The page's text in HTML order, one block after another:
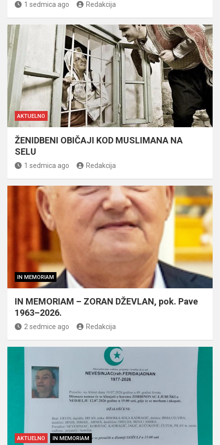
1 sedmica ago Redakcija
AKTUELNO
ŽENIDBENI OBIČAJI KOD MUSLIMANA NA
SELU
1 sedmica ago Redakcija
IN MEMORIAM
IN MEMORIAM – ZORAN DŽEVLAN, pok. Pave
1963–2026.
2 sedmice ago Redakcija
AKTUELNO IN MEMORIAM